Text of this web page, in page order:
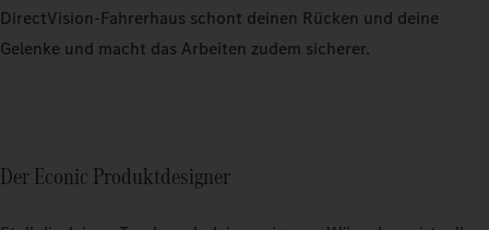
DirectVision-Fahrerhaus schont deinen Rücken und deine
Gelenke und macht das Arbeiten zudem sicherer.
Der Econic Produktdesigner